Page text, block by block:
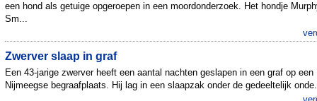
een hond als getuige opgeroepen in een moordonderzoek. Het hondje
Sm...
Zwerver slaap in graf
Een 43-jarige zwerver heeft een aantal nachten geslapen in een graf op een
Nijmeegse begraafplaats. Hij lag in een slaapzak onder de gedeeltelijk